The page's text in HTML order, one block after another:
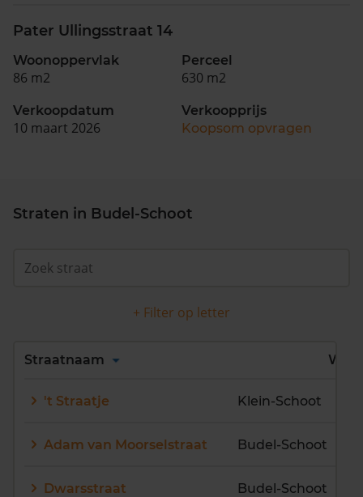
Pater Ullingsstraat 14
Woonoppervlak
86 m2
Perceel
630 m2
Verkoopdatum
10 maart 2026
Verkoopprijs
Koopsom opvragen
Straten in Budel-Schoot
+ Filter op letter
Alles
L
Q
R S T U
V
Straatnaam Wijk
't Straatje Klein-Schoot
Adam van Moorselstraat Budel-Schoot
Dwarsstraat Budel-Schoot